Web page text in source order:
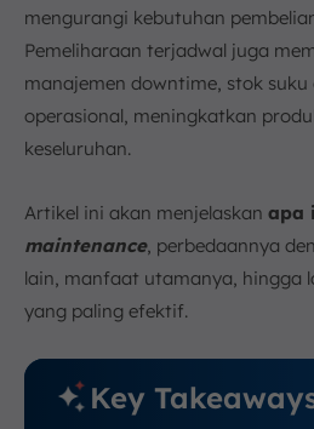
7. Apa itu Schedule
8. Cara Menghitung Schedule
Path
a. Perhitungan Waktu
b. Perhitungan Waktu
c. Identifikasi Jalur Kritis
9. Manfaat Melacak SMCP
10. Kesimpulan
FAQ:
mengurangi kebutuhan
Pemeliharaan terjadwal juga
manajemen downtime, stok
operasional, meningkatkan
keseluruhan.
Artikel ini akan menjelaskan apa
maintenance, perbedaannya
lain, manfaat utamanya, hingga
yang paling efektif.
Key